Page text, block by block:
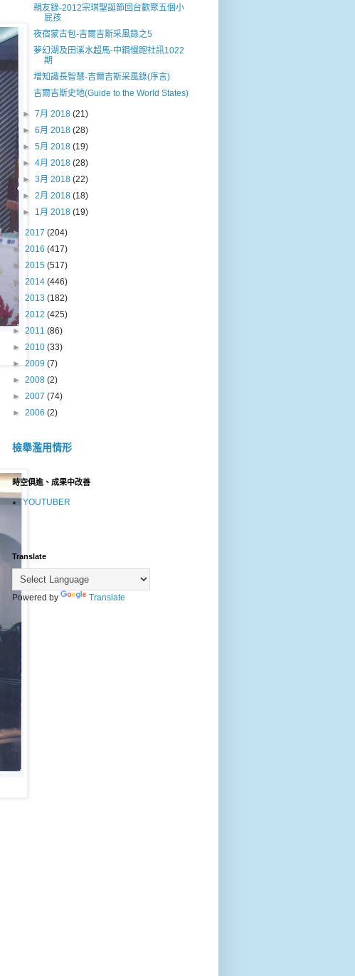
親友錄-2012宗琪聖誕節回台歡聚五個小
屁孩
夜宿蒙古包-吉爾吉斯采風錄之5
夢幻湖及田溪水超馬-中鋼慢跑社訊1022
期
增知識長智慧-吉爾吉斯采風錄(序言)
吉爾吉斯史地(Guide to the World States)
►7月 2018(21)
►6月 2018(28)
►5月 2018(19)
►4月 2018(28)
►3月 2018(22)
►2月 2018(18)
► 1月 2018(19)
► 2017 (204)
► 2016 (417)
► 2015 (517)
► 2014 (446)
► 2013 (182)
► 2012 (425)
► 2011 (86)
► 2010 (33)
► 2009 (7)
► 2008 (2)
► 2007 (74)
► 2006 (2)
檢舉濫用情形
時空俱進、成果中改善
YOUTUBER
Translate
Powered by Translate